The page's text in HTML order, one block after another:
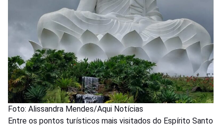
Foto: Alissandra Mendes/Aqui Notícias
Entre os pontos turísticos mais visitados do Espírito Santo